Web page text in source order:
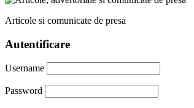
Articole si comunicate de presa
Autentificare
Username
Password